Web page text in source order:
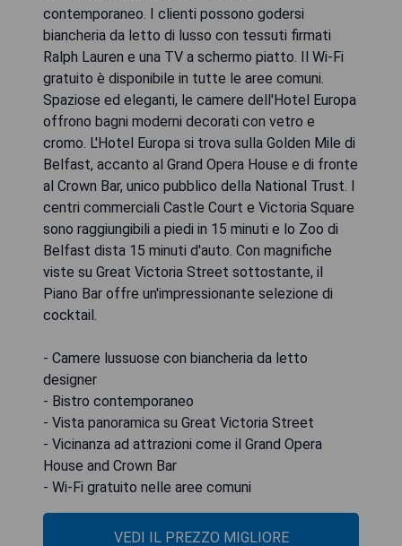
contemporaneo. I clienti possono godersi
biancheria da letto di lusso con tessuti firmati
Ralph Lauren e una TV a schermo piatto. Il Wi-Fi
gratuito è disponibile in tutte le aree comuni.
Spaziose ed eleganti, le camere dell'Hotel Europa
offrono bagni moderni decorati con vetro e
cromo. L'Hotel Europa si trova sulla Golden Mile di
Belfast, accanto al Grand Opera House e di fronte
al Crown Bar, unico pubblico della National Trust. I
centri commerciali Castle Court e Victoria Square
sono raggiungibili a piedi in 15 minuti e lo Zoo di
Belfast dista 15 minuti d'auto. Con magnifiche
viste su Great Victoria Street sottostante, il
Piano Bar offre un'impressionante selezione di
cocktail.
- Camere lussuose con biancheria da letto
designer
- Bistro contemporaneo
- Vista panoramica su Great Victoria Street
- Vicinanza ad attrazioni come il Grand Opera
House and Crown Bar
- Wi-Fi gratuito nelle aree comuni
VEDI IL PREZZO MIGLIORE